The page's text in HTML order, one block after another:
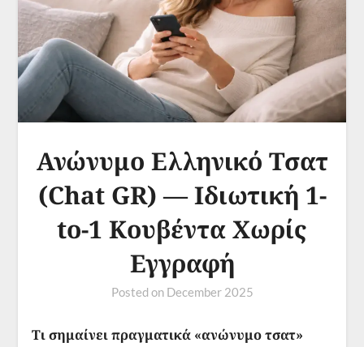
Ανώνυμο Ελληνικό Τσατ
(Chat GR) — Ιδιωτική 1-
to-1 Κουβέντα Χωρίς
Εγγραφή
Posted on December 2025
Τι σημαίνει πραγματικά «ανώνυμο τσατ»